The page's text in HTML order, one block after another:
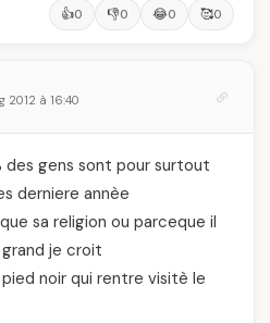
👍0 👎0 😂0 🥰0
2012 à 16:40
des gens sont pour surtout
derniere annèe
sa religion ou parceque il
je croit
noir qui rentre visitè le